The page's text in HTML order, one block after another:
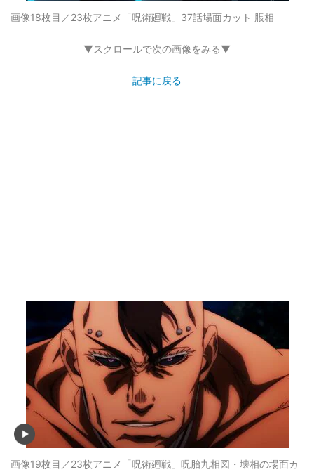
画像18枚目／23枚アニメ「呪術廻戦」37話場面カット 脹相
▼スクロールで次の画像をみる▼
記事に戻る
画像19枚目／23枚アニメ「呪術廻戦」呪胎九相図・壊相の場面カ